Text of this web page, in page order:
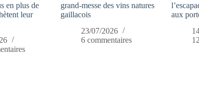
en plus de
leur
grand-messe des vins natures
gaillacois
23/07/2026
6 commentaires
aux